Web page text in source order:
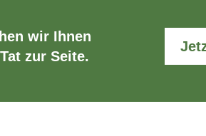
wir Ihnen
zur Seite.